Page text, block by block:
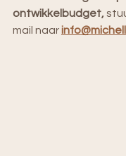
ontwikkelbudget,
mail naar